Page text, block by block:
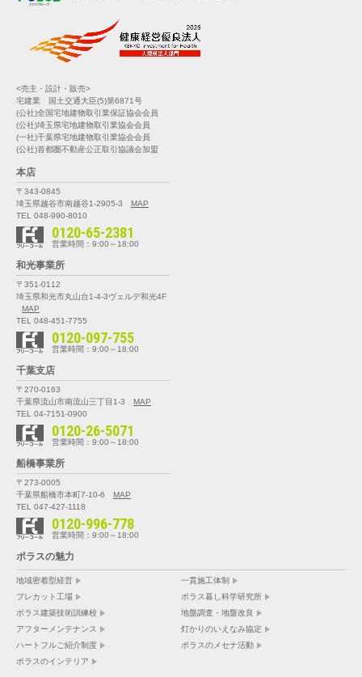
<売主・設計・販売>
宅建業 国土交通大臣(5)第6871号
(公社)全国宅地建物取引業保証協会会員
(公社)埼玉県宅地建物取引業協会会員
(一社)千葉県宅地建物取引業協会会員
(公社)首都圏不動産公正取引協議会加盟
本店
〒343-0845
埼玉県越谷市南越谷1-2905-3
MAP
TEL 048-990-8010
0120-65-2381
営業時間：9:00～18:00
和光事業所
〒351-0112
埼玉県和光市丸山台1-4-3ヴェルデ和光4F
MAP
TEL 048-451-7755
0120-097-755
営業時間：9:00～18:00
千葉支店
〒270-0163
千葉県流山市南流山三丁目1-3
MAP
TEL 04-7151-0900
0120-26-5071
営業時間：9:00～18:00
船橋事業所
〒273-0005
千葉県船橋市本町7-10-6
MAP
TEL 047-427-1118
0120-996-778
営業時間：9:00～18:00
ポラスの魅力
地域密着型経営
一貫施工体制
プレカット工場
ポラス暮し科学研究所
ポラス建築技術訓練校
地盤調査・地盤改良
アフターメンテナンス
灯かりのいえなみ協定
ハートフルご紹介制度
ポラスのメセナ活動
ポラスのインテリア